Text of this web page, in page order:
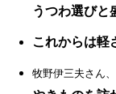
うつわ選びと
これからは軽
牧野伊三夫さん、